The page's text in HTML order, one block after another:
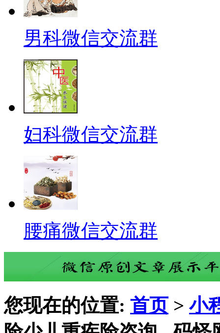
男科微信交流群
妇科微信交流群
腰痛微信交流群
您现在的位置: 首页 >小